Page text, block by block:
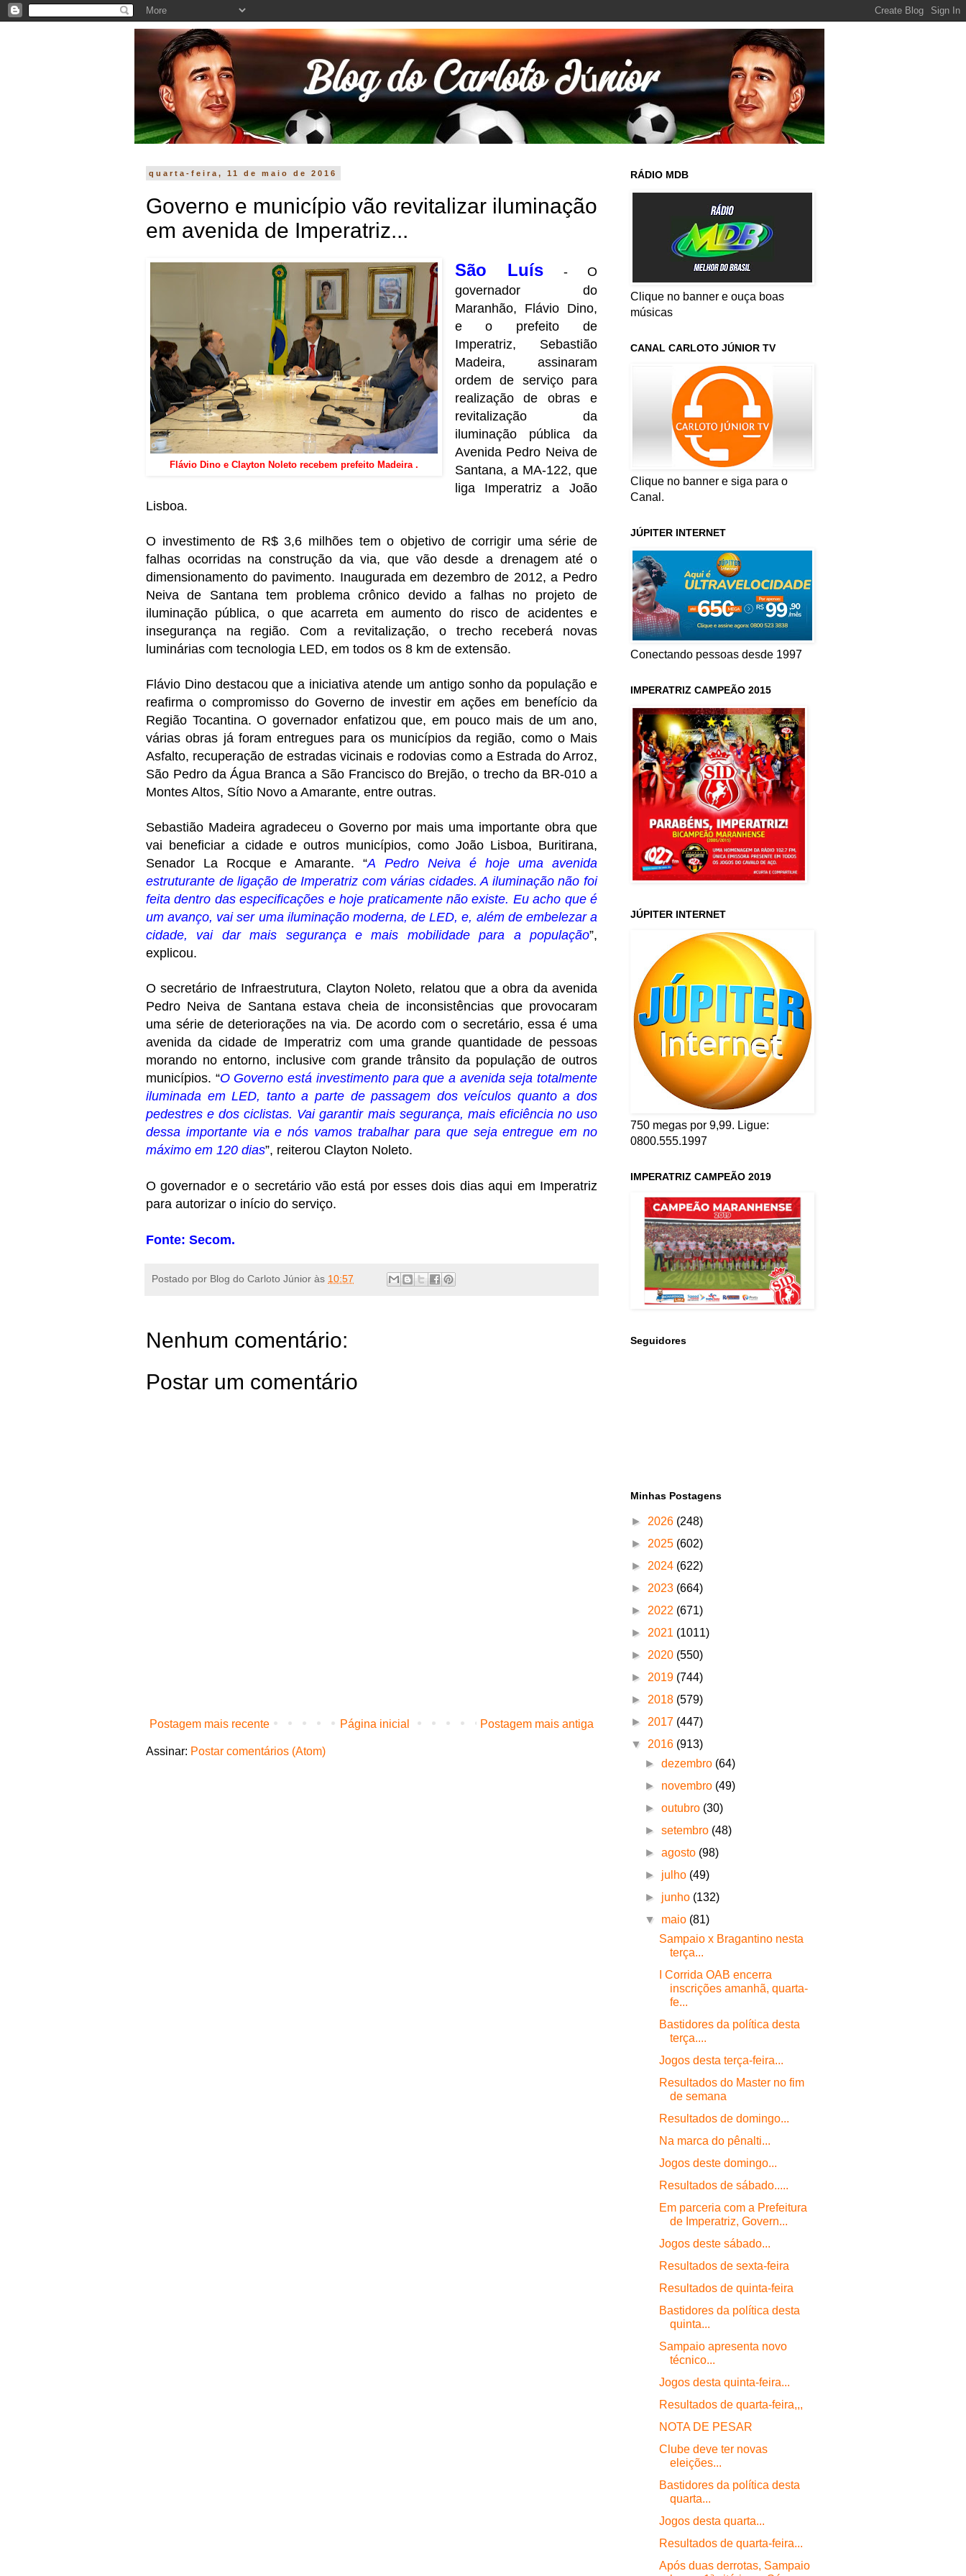
quarta-feira, 11 de maio de 2016
Governo e município vão revitalizar iluminação
em avenida de Imperatriz...
Flávio Dino e Clayton Noleto recebem prefeito Madeira .
São Luís - O
governador do
Maranhão, Flávio Dino,
e o prefeito de
Imperatriz, Sebastião
Madeira, assinaram
ordem de serviço para
realização de obras e
revitalização da
iluminação pública da
Avenida Pedro Neiva de
Santana, a MA-122, que
liga Imperatriz a João
Lisboa.
O investimento de R$ 3,6 milhões tem o objetivo de corrigir uma série de
falhas ocorridas na construção da via, que vão desde a drenagem até o
dimensionamento do pavimento. Inaugurada em dezembro de 2012, a Pedro
Neiva de Santana tem problema crônico devido a falhas no projeto de
iluminação pública, o que acarreta em aumento do risco de acidentes e
insegurança na região. Com a revitalização, o trecho receberá novas
luminárias com tecnologia LED, em todos os 8 km de extensão.
Flávio Dino destacou que a iniciativa atende um antigo sonho da população e
reafirma o compromisso do Governo de investir em ações em benefício da
Região Tocantina. O governador enfatizou que, em pouco mais de um ano,
várias obras já foram entregues para os municípios da região, como o Mais
Asfalto, recuperação de estradas vicinais e rodovias como a Estrada do Arroz,
São Pedro da Água Branca a São Francisco do Brejão, o trecho da BR-010 a
Montes Altos, Sítio Novo a Amarante, entre outras.
Sebastião Madeira agradeceu o Governo por mais uma importante obra que
vai beneficiar a cidade e outros municípios, como João Lisboa, Buritirana,
Senador La Rocque e Amarante. “A Pedro Neiva é hoje uma avenida
estruturante de ligação de Imperatriz com várias cidades. A iluminação não foi
feita dentro das especificações e hoje praticamente não existe. Eu acho que é
um avanço, vai ser uma iluminação moderna, de LED, e, além de embelezar a
cidade, vai dar mais segurança e mais mobilidade para a população”,
explicou.
O secretário de Infraestrutura, Clayton Noleto, relatou que a obra da avenida
Pedro Neiva de Santana estava cheia de inconsistências que provocaram
uma série de deteriorações na via. De acordo com o secretário, essa é uma
avenida da cidade de Imperatriz com uma grande quantidade de pessoas
morando no entorno, inclusive com grande trânsito da população de outros
municípios. “O Governo está investimento para que a avenida seja totalmente
iluminada em LED, tanto a parte de passagem dos veículos quanto a dos
pedestres e dos ciclistas. Vai garantir mais segurança, mais eficiência no uso
dessa importante via e nós vamos trabalhar para que seja entregue em no
máximo em 120 dias”, reiterou Clayton Noleto.
O governador e o secretário vão está por esses dois dias aqui em Imperatriz
para autorizar o início do serviço.
Fonte: Secom.
Postado por Blog do Carloto Júnior às 10:57
Nenhum comentário:
Postar um comentário
Postagem mais recente Postagem mais antiga
Página inicial
Assinar: Postar comentários (Atom)
RÁDIO MDB
Clique no banner e ouça boas
músicas
CANAL CARLOTO JÚNIOR TV
Clique no banner e siga para o
Canal.
JÚPITER INTERNET
Conectando pessoas desde 1997
IMPERATRIZ CAMPEÃO 2015
JÚPITER INTERNET
750 megas por 9,99. Ligue:
0800.555.1997
IMPERATRIZ CAMPEÃO 2019
Seguidores
Minhas Postagens
► 2026 (248)
► 2025 (602)
► 2024 (622)
► 2023 (664)
► 2022 (671)
► 2021 (1011)
► 2020 (550)
► 2019 (744)
► 2018 (579)
► 2017 (447)
▼ 2016 (913)
►dezembro (64)
► novembro (49)
►outubro (30)
►setembro (48)
►agosto (98)
► julho (49)
► junho (132)
▼ maio (81)
Sampaio x Bragantino nesta
terça...
I Corrida OAB encerra
inscrições amanhã, quarta-
fe...
Bastidores da política desta
terça....
Jogos desta terça-feira...
Resultados do Master no fim
de semana
Resultados de domingo...
Na marca do pênalti...
Jogos deste domingo...
Resultados de sábado.....
Em parceria com a Prefeitura
de Imperatriz, Govern...
Jogos deste sábado...
Resultados de sexta-feira
Resultados de quinta-feira
Bastidores da política desta
quinta...
Sampaio apresenta novo
técnico...
Jogos desta quinta-feira...
Resultados de quarta-feira,,,
NOTA DE PESAR
Clube deve ter novas
eleições...
Bastidores da política desta
quarta...
Jogos desta quarta...
Resultados de quarta-feira...
Após duas derrotas, Sampaio